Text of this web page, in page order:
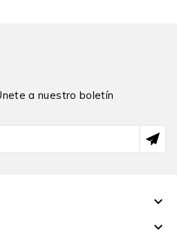
a nuestro boletín

